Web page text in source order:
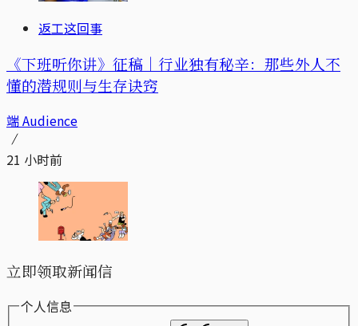
返工这回事
《下班听你讲》征稿｜行业独有秘辛：那些外人不
懂的潜规则与生存诀窍
端 Audience
21 小时前
立即领取新闻信
个人信息